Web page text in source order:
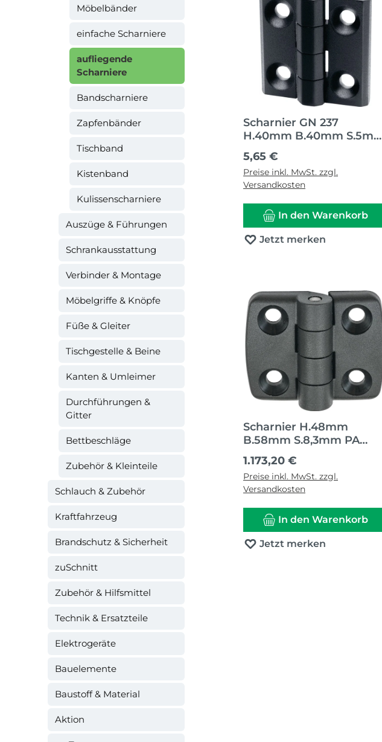
Möbelbänder
einfache Scharniere
aufliegende
Scharniere
Bandscharniere
Zapfenbänder
Tischband
Kistenband
Kulissenscharniere
Auszüge & Führungen
Schrankausstattung
Verbinder & Montage
Möbelgriffe & Knöpfe
Füße & Gleiter
Tischgestelle & Beine
Kanten & Umleimer
Durchführungen &
Gitter
Bettbeschläge
Zubehör & Kleinteile
Schlauch & Zubehör
Kraftfahrzeug
Brandschutz & Sicherheit
zuSchnitt
Zubehör & Hilfsmittel
Technik & Ersatzteile
Elektrogeräte
Bauelemente
Baustoff & Material
Aktion
Scharnier GN 237
H.40mm B.40mm S.5mm
Zin
Regulärer Preis:
5,65 €
Preise inkl. MwSt. zzgl.
Versandkosten
In den Warenkorb
Jetzt merken
Scharnier H.48mm
B.58mm S.8,3mm PA
schwa
Regulärer Preis:
1.173,20 €
Preise inkl. MwSt. zzgl.
Versandkosten
In den Warenkorb
Jetzt merken